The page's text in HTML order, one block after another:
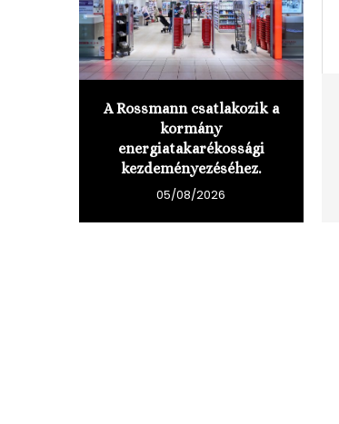
A Rossmann csatlakozik a
kormány
energiatakarékossági
kezdeményezéséhez.
05/08/2026